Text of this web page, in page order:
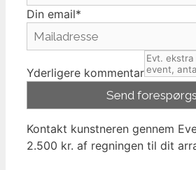
Din email*
Yderligere kommentar
Kontakt kunstneren gennem
2.500 kr. af regningen til dit